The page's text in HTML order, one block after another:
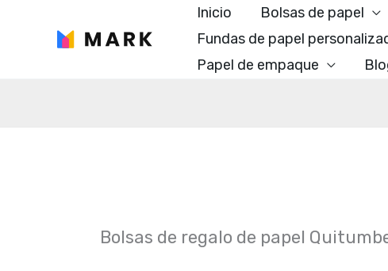
Inicio Bolsas de papel
Fundas de papel
Papel de empaque
Bolsas de regalo de papel